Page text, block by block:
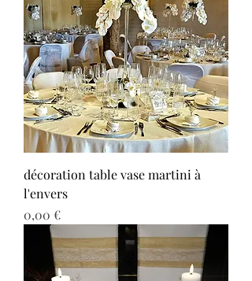
décoration table vase martini à
l'envers
Prix
0,00 €